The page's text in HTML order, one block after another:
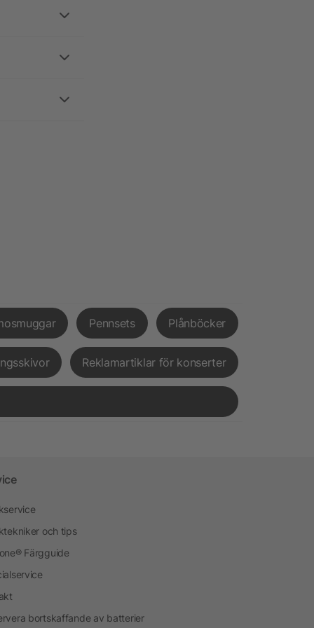
Pennsets Plånböcker
Reklamartiklar för konserter
och tips
Färgguide
bortskaffande av batterier